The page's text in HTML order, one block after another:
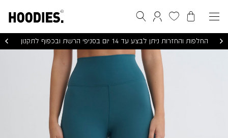
הסל שליהמועדפים שליהתחברות / הרשמה
חיפוש
החלפות והחזרות ניתן לבצע עד 14 יום בסניפי הרשת ובכפוף לתקנון
SUPERFLEX
LEGGINGS